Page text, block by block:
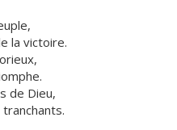
la victoire.
de Dieu,